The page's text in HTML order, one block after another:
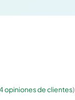
opiniones de clientes)